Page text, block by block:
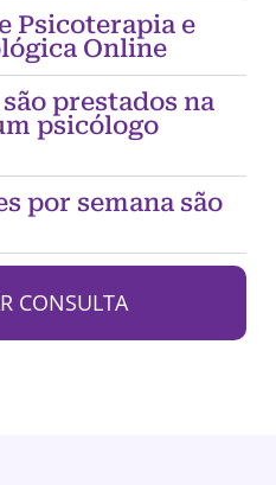
Psicoterapia e
Online
prestados na
psicólogo
por semana são
CONSULTA